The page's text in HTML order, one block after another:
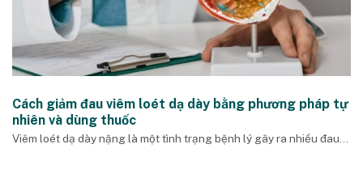
Cách giảm đau viêm loét dạ dày bằng phương pháp tự
nhiên và dùng thuốc
Viêm loét dạ dày nặng là một tình trạng bệnh lý gây ra nhiều đau...